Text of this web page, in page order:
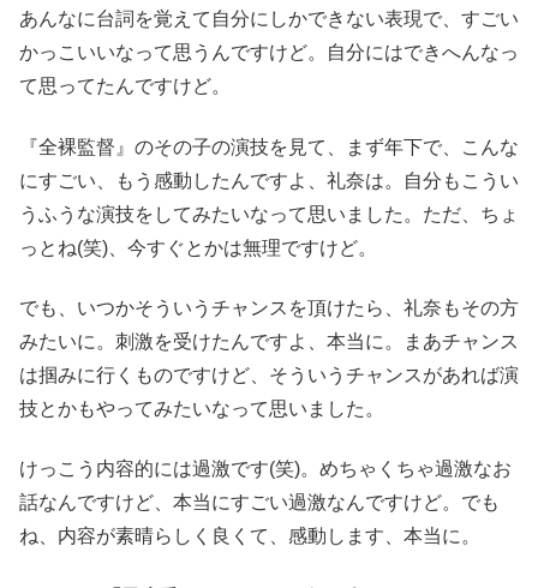
あんなに台詞を覚えて自分にしかできない表現で、すごい
かっこいいなって思うんですけど。自分にはできへんなっ
て思ってたんですけど。
『全裸監督』のその子の演技を見て、まず年下で、こんな
にすごい、もう感動したんですよ、礼奈は。自分もこうい
うふうな演技をしてみたいなって思いました。ただ、ちょ
っとね(笑)、今すぐとかは無理ですけど。
でも、いつかそういうチャンスを頂けたら、礼奈もその方
みたいに。刺激を受けたんですよ、本当に。まあチャンス
は掴みに行くものですけど、そういうチャンスがあれば演
技とかもやってみたいなって思いました。
けっこう内容的には過激です(笑)。めちゃくちゃ過激なお
話なんですけど、本当にすごい過激なんですけど。でも
ね、内容が素晴らしく良くて、感動します、本当に。